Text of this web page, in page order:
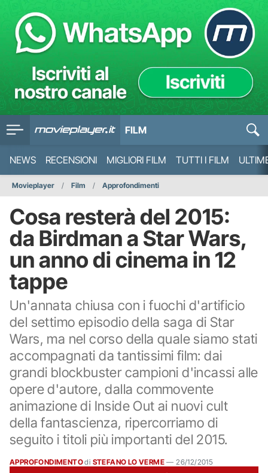
FILM
NEWS RECENSIONI MIGLIORI FILM TUTTI I FILM
Movieplayer Film Approfondimenti
Cosa resterà del 2015:
da Birdman a Star Wars,
un anno di cinema in 12
tappe
Un'annata chiusa con i fuochi d'artificio
del settimo episodio della saga di Star
Wars, ma nel corso della quale siamo stati
accompagnati da tantissimi film: dai
grandi blockbuster campioni d'incassi alle
opere d'autore, dalla commovente
animazione di Inside Out ai nuovi cult
della fantascienza, ripercorriamo di
seguito i titoli più importanti del 2015.
APPROFONDIMENTOdi STEFANO LO VERME —26/12/2015